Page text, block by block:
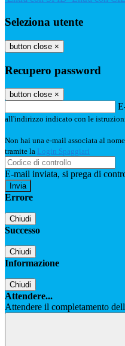
Seleziona utente
button close ×
Recupero password
button close ×
all'indirizzo indicato con le
Non hai una e-mail associata al
tramite la Login Spaggiari
E-mail inviata, si prega di
Errore
Chiudi
Successo
Chiudi
Informazione
Chiudi
Attendere...
Attendere il completamento